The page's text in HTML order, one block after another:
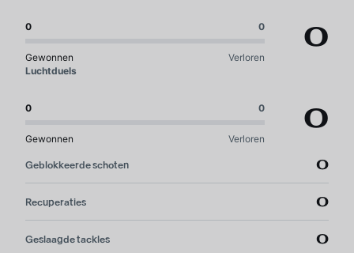
0 0
Gewonnen Verloren
0
Luchtduels
0 0
Gewonnen Verloren
0
Geblokkeerde schoten 0
Recuperaties 0
Geslaagde tackles 0